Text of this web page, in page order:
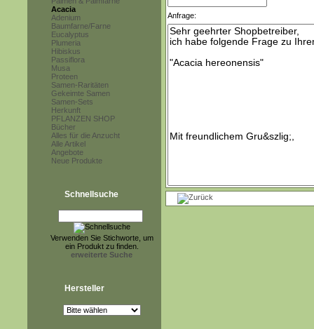
Acacia
Adenium
Baumfarne/Farne
Eucalyptus
Plumeria
Hibiskus
Passiflora
Musa
Proteen
Samen-Raritäten
Gekeimte Samen
Samen-Sets
Herkunft
PFLANZEN SHOP
Bücher
Alles für die Anzucht
Alle Artikel
Angebote
Neue Produkte
Schnellsuche
Verwenden Sie Stichworte, um
ein Produkt zu finden.
erweiterte Suche
Hersteller
Anfrage: